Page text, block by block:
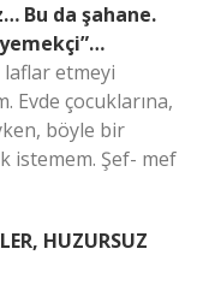
Bu da şahane.
laflar etmeyi
Evde çocuklarına,
böyle bir
istemem. Şef- mef
HUZURSUZ